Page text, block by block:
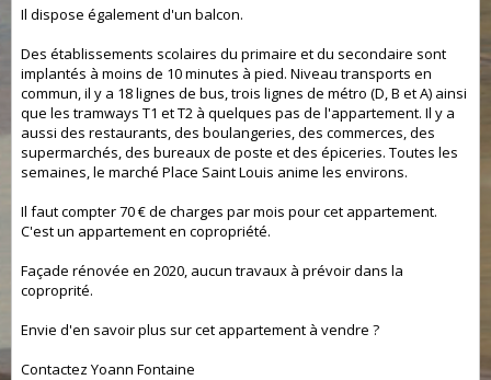
Il dispose également d'un balcon.
Des établissements scolaires du primaire et du secondaire sont
implantés à moins de 10 minutes à pied. Niveau transports en
commun, il y a 18 lignes de bus, trois lignes de métro (D, B et A) ainsi
que les tramways T1 et T2 à quelques pas de l'appartement. Il y a
aussi des restaurants, des boulangeries, des commerces, des
supermarchés, des bureaux de poste et des épiceries. Toutes les
semaines, le marché Place Saint Louis anime les environs.
Il faut compter 70 € de charges par mois pour cet appartement.
C'est un appartement en copropriété.
Façade rénovée en 2020, aucun travaux à prévoir dans la
coproprité.
Envie d'en savoir plus sur cet appartement à vendre ?
Contactez Yoann Fontaine